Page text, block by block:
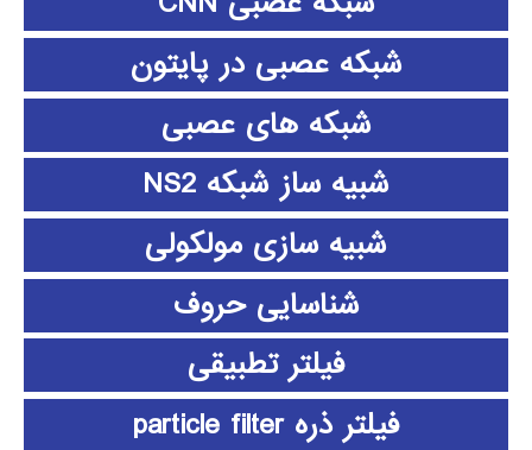
شبکه عصبی در پایتون
شبکه های عصبی
شبیه ساز شبکه NS2
شبیه سازی مولکولی
شناسایی حروف
فیلتر تطبیقی
فیلتر ذره particle filter